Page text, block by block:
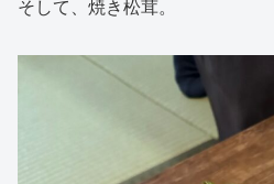
そして、焼き松茸。